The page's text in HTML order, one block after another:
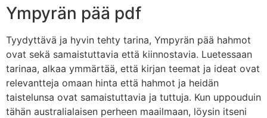
Ympyrän pää pdf
Tyydyttävä ja hyvin tehty tarina, Ympyrän pää hahmot
ovat sekä samaistuttavia että kiinnostavia. Luetessaan
tarinaa, alkaa ymmärtää, että kirjan teemat ja ideat ovat
relevantteja omaan hinta että hahmot ja heidän
taistelunsa ovat samaistuttavia ja tuttuja. Kun uppouduin
tähän australialaisen perheen maailmaan, löysin itseni